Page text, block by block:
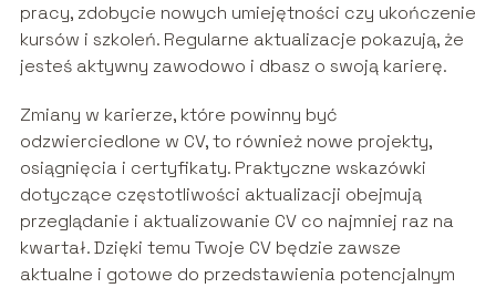
pracy, zdobycie nowych umiejętności czy ukończenie
kursów i szkoleń. Regularne aktualizacje pokazują, że
jesteś aktywny zawodowo i dbasz o swoją karierę.
Zmiany w karierze, które powinny być
odzwierciedlone w CV, to również nowe projekty,
osiągnięcia i certyfikaty. Praktyczne wskazówki
dotyczące częstotliwości aktualizacji obejmują
przeglądanie i aktualizowanie CV co najmniej raz na
kwartał. Dzięki temu Twoje CV będzie zawsze
aktualne i gotowe do przedstawienia potencjalnym